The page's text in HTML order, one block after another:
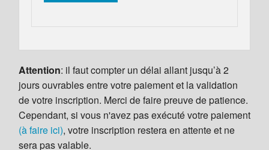
Attention: il faut compter un délai allant jusqu’à 2
jours ouvrables entre votre paiement et la validation
de votre inscription. Merci de faire preuve de patience.
Cependant, si vous n'avez pas exécuté votre paiement
(à faire ici), votre inscription restera en attente et ne
sera pas valable.